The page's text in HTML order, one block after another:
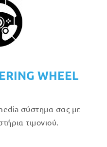
WHEEL
σύστημα σας με
τιμονιού.